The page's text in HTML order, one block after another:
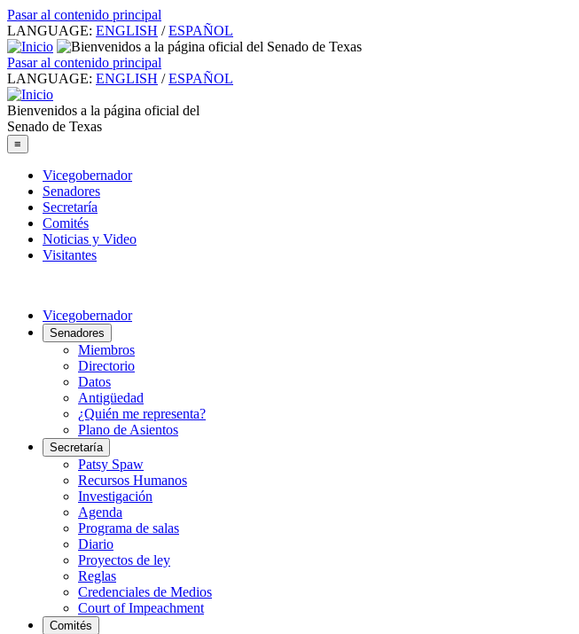
Pasar al contenido principal
LANGUAGE: ENGLISH / ESPAÑOL
Pasar al contenido principal
LANGUAGE: ENGLISH / ESPAÑOL
Bienvenidos a la página oficial del
Senado de Texas
≡
Vicegobernador
Senadores
Secretaría
Comités
Noticias y Video
Visitantes
Vicegobernador
Senadores
Miembros
Directorio
Datos
Antigüedad
¿Quién me representa?
Plano de Asientos
Secretaría
Patsy Spaw
Recursos Humanos
Investigación
Agenda
Programa de salas
Diario
Proyectos de ley
Reglas
Credenciales de Medios
Court of Impeachment
Comités